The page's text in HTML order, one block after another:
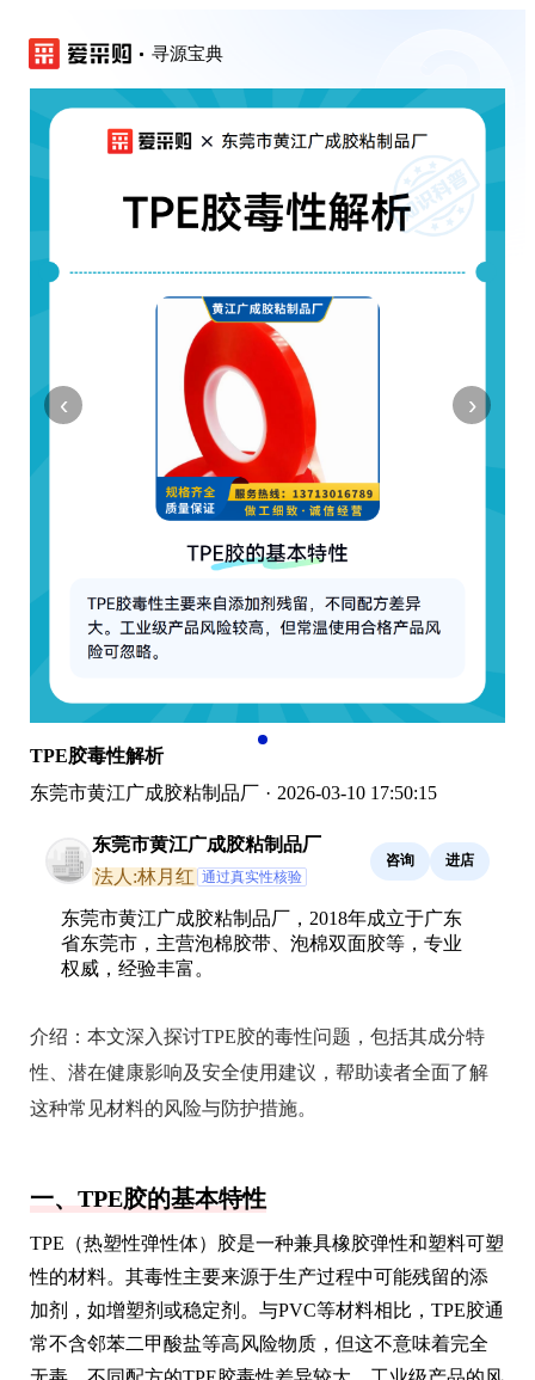
寻源宝典
‹ ›
TPE胶毒性解析
东莞市黄江广成胶粘制品厂 · 2026-03-10 17:50:15
东莞市黄江广成胶粘制品厂
法人:林月红 通过真实性核验
咨询 进店
东莞市黄江广成胶粘制品厂，2018年成立于广东
省东莞市，主营泡棉胶带、泡棉双面胶等，专业
权威，经验丰富。
介绍： 本文深入探讨TPE胶的毒性问题，包括其成分特
性、潜在健康影响及安全使用建议，帮助读者全面了解
这种常见材料的风险与防护措施。
一、TPE胶的基本特性
TPE（热塑性弹性体）胶是一种兼具橡胶弹性和塑料可塑
性的材料。其毒性主要来源于生产过程中可能残留的添
加剂，如增塑剂或稳定剂。与PVC等材料相比，TPE胶通
常不含邻苯二甲酸盐等高风险物质，但这不意味着完全